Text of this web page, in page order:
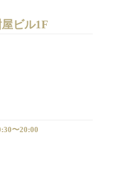
ビル1F
〜20:00